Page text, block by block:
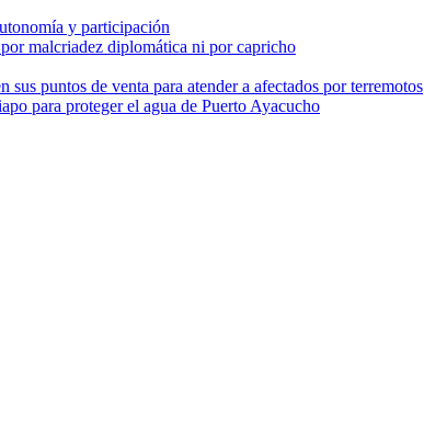
y participación
malcriadez diplomática ni por capricho
puntos de venta para atender a afectados por terremotos
para proteger el agua de Puerto Ayacucho